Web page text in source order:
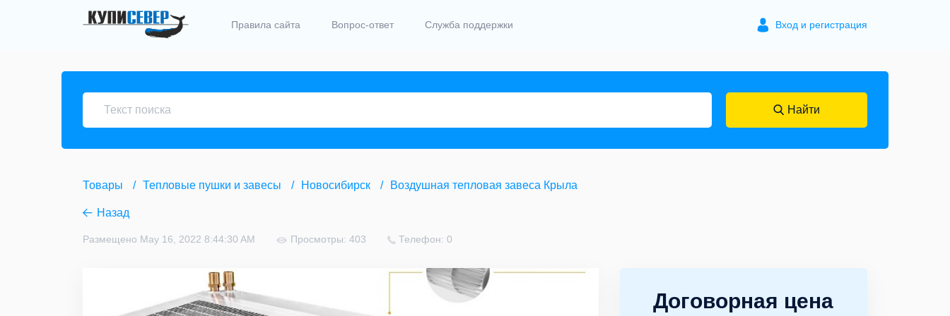
Правила сайта Вопрос-ответ Служба поддержки Вход и регистрация
Найти
Товары Тепловые пушки и завесы Новосибирск Воздушная тепловая завеса Крыла
Назад
Размещено May 16, 2022 8:44:30 AM Просмотры: 403 Телефон: 0
Договорная цена